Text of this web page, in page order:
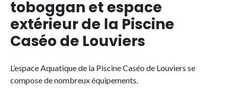
toboggan et espace
extérieur de la Piscine
Caséo de Louviers
L’espace Aquatique de la Piscine Caséo de Louviers se
compose de nombreux équipements.